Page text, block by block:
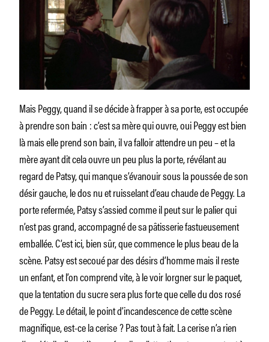
Mais Peggy, quand il se décide à frapper à sa porte, est occupée
à prendre son bain : c’est sa mère qui ouvre, oui Peggy est bien
là mais elle prend son bain, il va falloir attendre un peu – et la
mère ayant dit cela ouvre un peu plus la porte, révélant au
regard de Patsy, qui manque s’évanouir sous la poussée de son
désir gauche, le dos nu et ruisselant d’eau chaude de Peggy. La
porte refermée, Patsy s’assied comme il peut sur le palier qui
n’est pas grand, accompagné de sa pâtisserie fastueusement
emballée. C’est ici, bien sûr, que commence le plus beau de la
scène. Patsy est secoué par des désirs d’homme mais il reste
un enfant, et l’on comprend vite, à le voir lorgner sur le paquet,
que la tentation du sucre sera plus forte que celle du dos rosé
de Peggy. Le détail, le point d’incandescence de cette scène
magnifique, est-ce la cerise ? Pas tout à fait. La cerise n’a rien